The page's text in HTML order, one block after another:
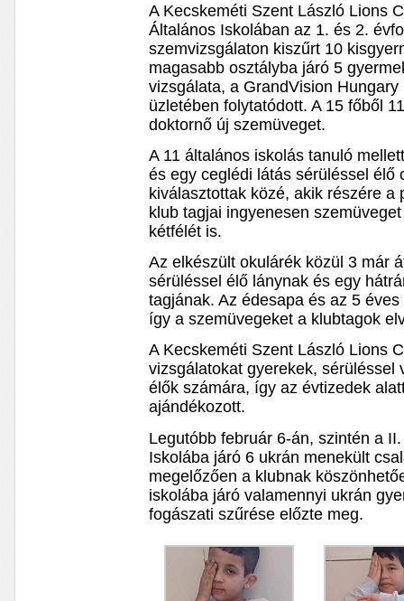
A Kecskeméti Szent László Lions
Általános Iskolában az 1. és 2.
szemvizsgálaton kiszűrt 10
magasabb osztályba járó 5
vizsgálata, a GrandVision
üzletében folytatódott. A 15 főből
doktornő új szemüveget.
A 11 általános iskolás tanuló
és egy ceglédi látás sérüléssel élő
kiválasztottak közé, akik részére a
klub tagjai ingyenesen
kétfélét is.
Az elkészült okulárék közül 3 már
sérüléssel élő lánynak és egy
tagjának. Az édesapa és az 5
így a szemüvegeket a klubtagok
A Kecskeméti Szent László Lions
vizsgálatokat gyerekek, sérüléssel
élők számára, így az évtizedek
ajándékozott.
Legutóbb február 6-án, szintén a
Iskolába járó 6 ukrán menekült
megelőzően a klubnak
iskolába járó valamennyi ukrán
fogászati szűrése előzte meg.